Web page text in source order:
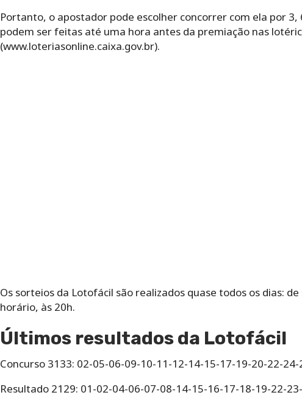
Portanto, o ‌apostador‌ ‌pode‌ ‌escolher‌ ‌concorrer‌ ‌com‌ ‌ela‌ ‌por‌ ‌3,‌
podem ser feitas até uma hora antes da premiação nas
(www.loteriasonline.caixa.gov.br).
Os‌ ‌sorteios‌ ‌da‌ ‌Lotofácil‌ ‌são‌ ‌realizados‌ ‌quase‌ ‌todos‌ ‌os‌ ‌dias:
‌horário,‌ ‌às‌ ‌20h.
Últimos resultados da Lotofácil
Concurso 3133: 02-05-06-09-10-11-12-14-15-17-19-20-22-24-
Resultado 2129: 01-02-04-06-07-08-14-15-16-17-18-19-22-